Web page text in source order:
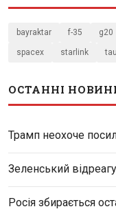
bayraktar f-35 g20
spacex starlink
ОСТАННІ
Трамп неохоче
Зеленський
Росія збирається